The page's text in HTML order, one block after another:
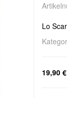
Lo
19,90 €